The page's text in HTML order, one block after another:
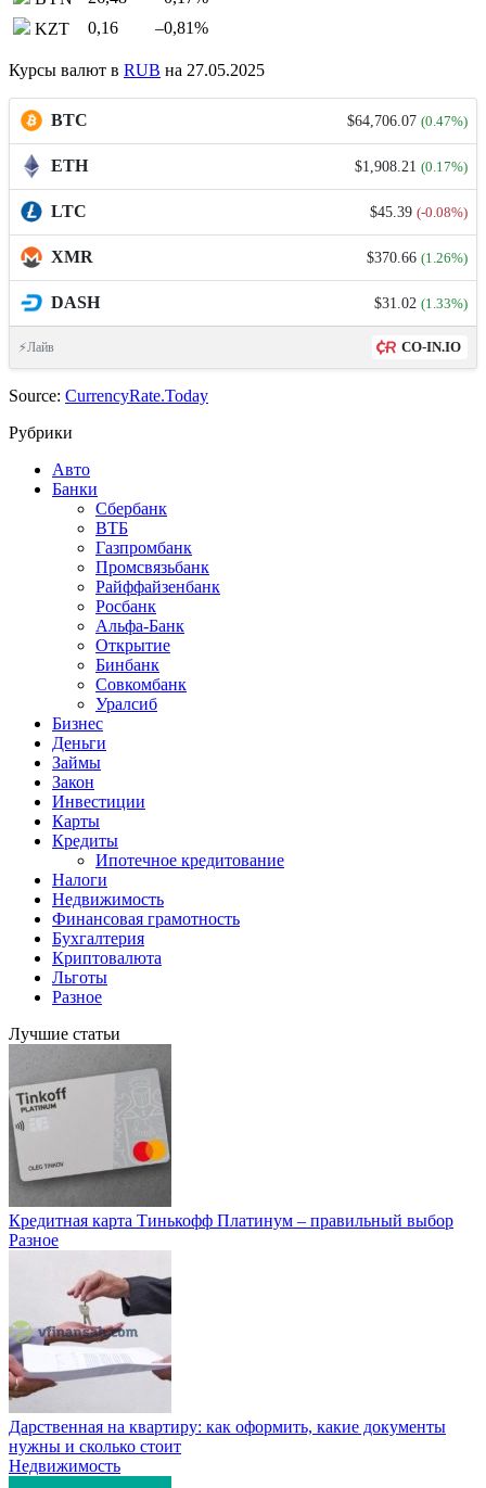
KZT
0,16 –0,81%
Курсы валют в RUB на 27.05.2025
BTC $64,706.07 (0.47%)
ETH $1,908.21 (0.17%)
LTC $45.39 (-0.08%)
XMR $370.66 (1.26%)
DASH $31.02 (1.33%)
⚡Лайв CO-IN.IO
Source: CurrencyRate.Today
Рубрики
Авто
Банки
Сбербанк
ВТБ
Газпромбанк
Промсвязьбанк
Райффайзенбанк
Росбанк
Альфа-Банк
Открытие
Бинбанк
Совкомбанк
Уралсиб
Бизнес
Деньги
Займы
Закон
Инвестиции
Карты
Кредиты
Ипотечное кредитование
Налоги
Недвижимость
Финансовая грамотность
Бухгалтерия
Криптовалюта
Льготы
Разное
Лучшие статьи
Кредитная карта Тинькофф Платинум – правильный выбор
Разное
Дарственная на квартиру: как оформить, какие документы
нужны и сколько стоит
Недвижимость